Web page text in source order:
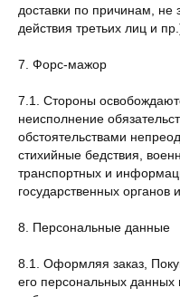
доставки по причинам,
действия третьих лиц и
7. Форс-мажор
7.1. Стороны
неисполнение
обстоятельствами
стихийные бедствия,
транспортных и
государственных органов
8. Персональные данные
8.1. Оформляя заказ,
его персональных данных
ГЛАВНАЯ
ПОКУПАТЕЛЯМ
ОФЕРТА
ОФЕРТА ПРОГРАММЫ
О БРЕНДЕ
TELEGRAM WHATSAPP